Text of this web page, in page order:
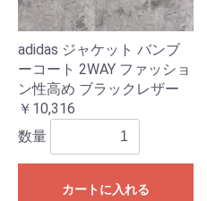
adidas ジャケット バンブ
ーコート 2WAY ファッショ
ン性高め ブラックレザー
￥10,316
数量
カートに入れる